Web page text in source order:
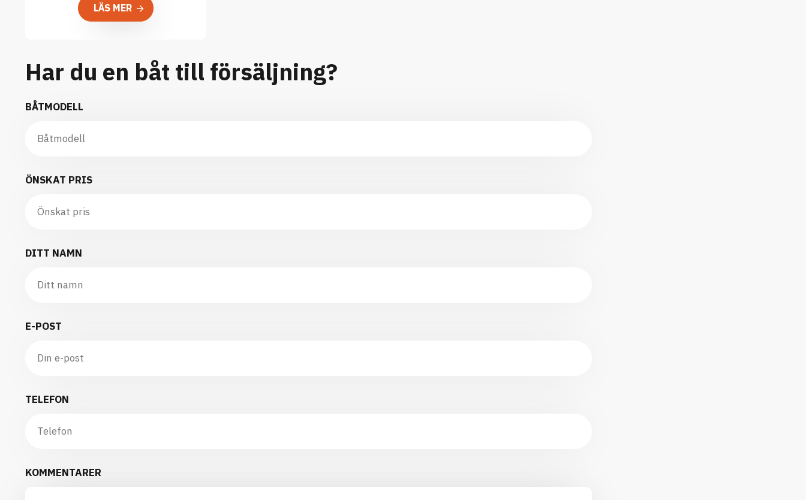
LÄS MER
Har du en båt till försäljning?
BÅTMODELL
ÖNSKAT PRIS
DITT NAMN
E-POST
TELEFON
KOMMENTARER